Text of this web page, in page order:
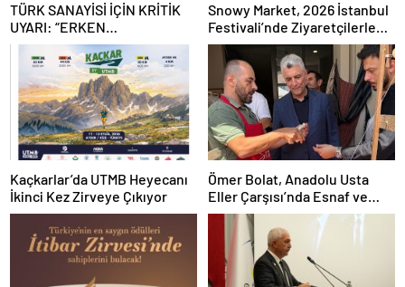
TÜRK SANAYİSİ İÇİN KRİTİK
UYARI: “ERKEN
SANAYİSİZLEŞME
TEHLİKESİYLE KARŞI
KARŞIYAYIZ”
Snowy Market, 2026 İstanbul
Festivali’nde Ziyaretçilerle
Buluşuyor
Kaçkarlar’da UTMB Heyecanı
İkinci Kez Zirveye Çıkıyor
Ömer Bolat, Anadolu Usta
Eller Çarşısı’nda Esnaf ve
Sanatkârlarla Buluştu